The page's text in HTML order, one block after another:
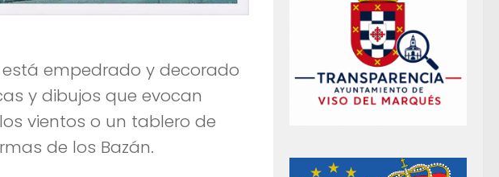
empedrado y decorado
y dibujos que evocan
vientos o un tablero de
de los Bazán.